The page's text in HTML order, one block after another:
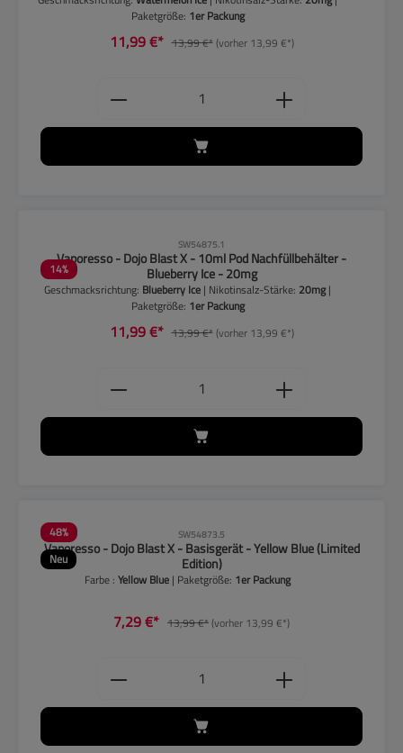
Paketgröße: 1er Packung
11,99 €* 13,99 €*(vorher 13,99 €*)
Produkt Anzahl: Gib den
14%
SW54875.1
Vaporesso - Dojo Blast X - 10ml Pod Nachfüllbehälter -
Blueberry Ice - 20mg
Geschmacksrichtung: Blueberry Ice | Nikotinsalz-Stärke: 20mg|
Paketgröße: 1er Packung
11,99 €* 13,99 €*(vorher 13,99 €*)
Produkt Anzahl: Gib den
48%
Neu
SW54873.5
Vaporesso - Dojo Blast X - Basisgerät - Yellow Blue (Limited
Edition)
Farbe :Yellow Blue | Paketgröße: 1er Packung
7,29 €* 13,99 €*(vorher 13,99 €*)
Produkt Anzahl: Gib den